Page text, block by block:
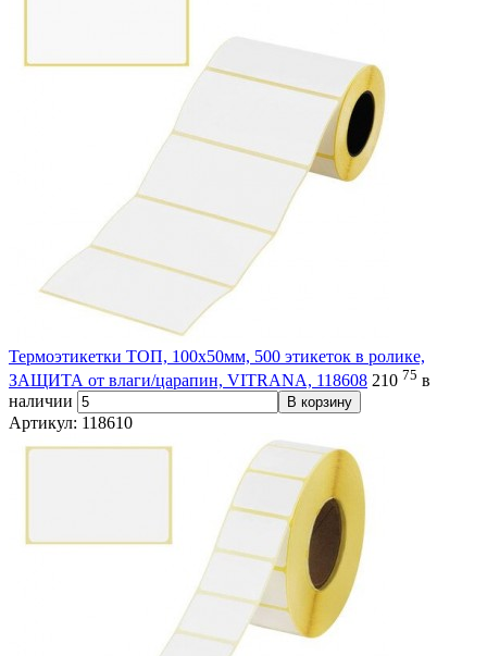
Термоэтикетки ТОП, 100х50мм, 500 этикеток в ролике,
ЗАЩИТА от влаги/царапин, VITRANA, 118608 210 75 в
наличии
В корзину
Артикул: 118610